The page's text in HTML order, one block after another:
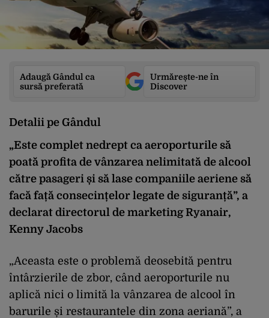
Adaugă Gândul ca
sursă preferată
Urmărește-ne în
Discover
Detalii pe Gândul
„Este complet nedrept ca aeroporturile să
poată profita de vânzarea nelimitată de alcool
către pasageri și să lase companiile aeriene să
facă față consecințelor legate de siguranță”, a
declarat directorul de marketing Ryanair,
Kenny Jacobs
„Aceasta este o problemă deosebită pentru
întârzierile de zbor, când aeroporturile nu
aplică nici o limită la vânzarea de alcool în
barurile și restaurantele din zona aeriană”, a